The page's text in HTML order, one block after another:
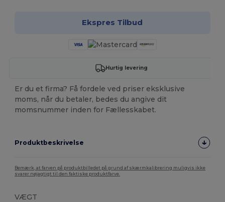
Ekspres Tilbud
Hurtig levering
Er du et firma? Få fordele ved priser eksklusive
moms, når du betaler, bedes du angive dit
momsnummer inden for Fællesskabet.
Produktbeskrivelse
Bemærk, at farven på produktbilledet på grund af skærmkalibrering muligvis ikke
svarer nøjagtigt til den faktiske produktfarve.
VÆGT